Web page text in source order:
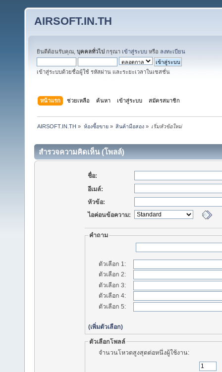
AIRSOFT.IN.TH
ยินดีต้อนรับคุณ, บุคคลทั่วไป กรุณา เข้าสู่ระบบ หรือ ลงทะเบียน
เข้าสู่ระบบด้วยชื่อผู้ใช้ รหัสผ่าน และระยะเวลาในเซสชั่น
หน้าแรก ช่วยเหลือ ค้นหา เข้าสู่ระบบ สมัครสมาชิก
AIRSOFT.IN.TH » ห้องซื้อขาย» สินค้ามือสอง» เริ่มหัวข้อใหม่
สำรวจความคิดเห็น (โพลล์)
ชื่อ:
อีเมล์:
หัวข้อ:
ไอค่อนข้อความ:
คำถาม
ตัวเลือก 1 :
ตัวเลือก 2:
ตัวเลือก 3:
ตัวเลือก 4:
ตัวเลือก 5:
(เพิ่มตัวเลือก)
ตัวเลือกโพลล์
จำนวนโหวตสูงสุดต่อหนึ่งผู้ใช้งาน: